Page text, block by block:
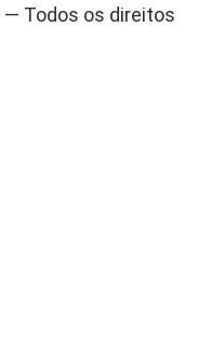
— Todos os direitos